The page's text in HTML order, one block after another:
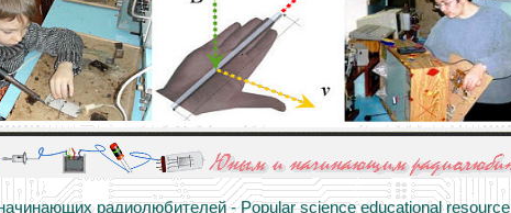
- Basics of electricity, educational materials and